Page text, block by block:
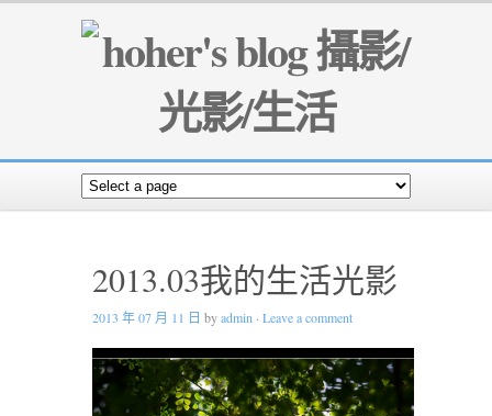
2013.03我的生活光影
2013 年 07 月 11 日 byadmin · Leave a comment